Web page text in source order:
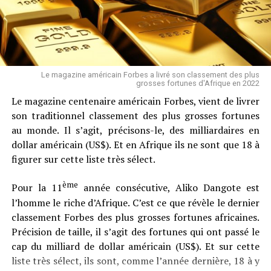
Comments
comments
Le magazine américain Forbes a livré son classement des plus
grosses fortunes d'Afrique en 2022
Le magazine centenaire américain Forbes, vient de livrer
son traditionnel classement des plus grosses fortunes
au monde. Il s’agit, précisons-le, des milliardaires en
dollar américain (US$). Et en Afrique ils ne sont que 18 à
figurer sur cette liste très sélect.
Pour la 11ème
année consécutive, Aliko Dangote est
l’homme le riche d’Afrique. C’est ce que révèle le dernier
classement Forbes des plus grosses fortunes africaines.
Précision de taille, il s’agit des fortunes qui ont passé le
cap du milliard de dollar américain (US$). Et sur cette
liste très sélect, ils sont, comme l’année dernière, 18 à y